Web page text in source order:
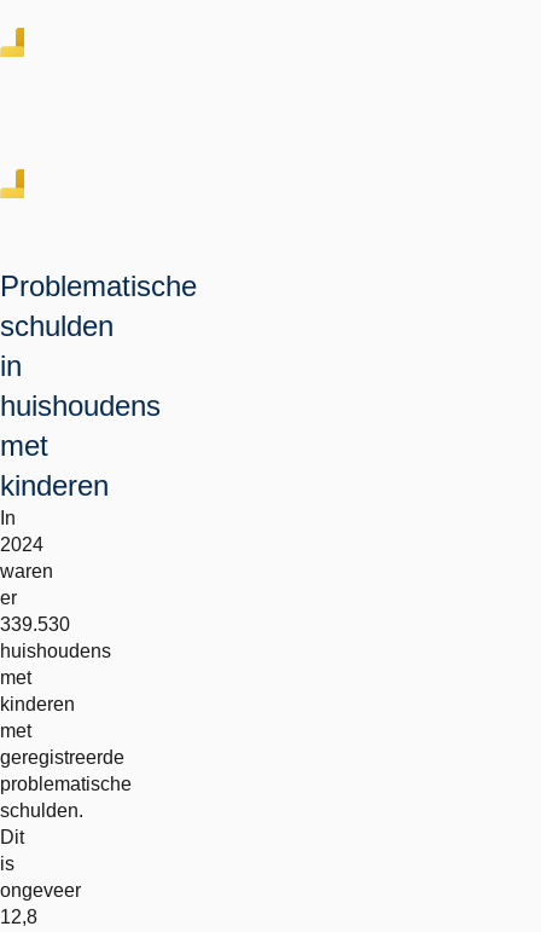
Problematische
schulden
in
huishoudens
met
kinderen
In
2024
waren
er
339.530
huishoudens
met
kinderen
met
geregistreerde
problematische
schulden.
Dit
is
ongeveer
12,8